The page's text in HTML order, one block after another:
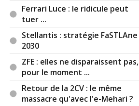
Ferrari Luce : le ridicule peut
tuer ...
Stellantis : stratégie FaSTLAne
2030
ZFE : elles ne disparaissent pas,
pour le moment ...
Retour de la 2CV : le même
massacre qu'avec l'e-Mehari ?